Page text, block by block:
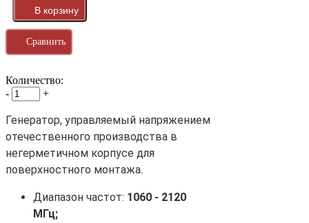
Сравнить
Количество:
-
+
Генератор, управляемый напряжением
отечественного производства в
негерметичном корпусе для
поверхностного монтажа.
Диапазон частот: 1060 - 2120
МГц;